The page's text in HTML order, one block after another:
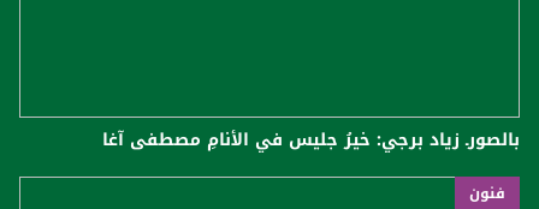
بالصورـ زياد برجي: خيرُ جليس في الأنامِ مصطفى آغا
فنون